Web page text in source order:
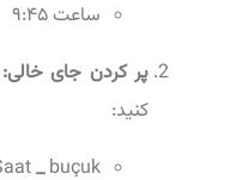
ساعت ۹:۴۵
پر کردن جای خالی:
کنید:
_buçuk